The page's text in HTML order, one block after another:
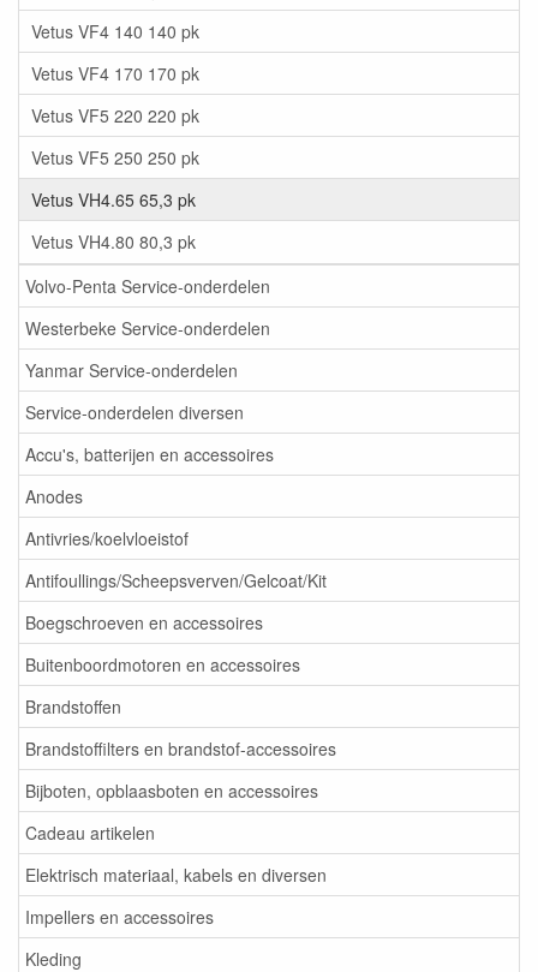
Vetus VF4 140 140 pk
Vetus VF4 170 170 pk
Vetus VF5 220 220 pk
Vetus VF5 250 250 pk
Vetus VH4.65 65,3 pk
Vetus VH4.80 80,3 pk
Volvo-Penta Service-onderdelen
Westerbeke Service-onderdelen
Yanmar Service-onderdelen
Service-onderdelen diversen
Accu's, batterijen en accessoires
Anodes
Antivries/koelvloeistof
Antifoullings/Scheepsverven/Gelcoat/Kit
Boegschroeven en accessoires
Buitenboordmotoren en accessoires
Brandstoffen
Brandstoffilters en brandstof-accessoires
Bijboten, opblaasboten en accessoires
Cadeau artikelen
Elektrisch materiaal, kabels en diversen
Impellers en accessoires
Kleding